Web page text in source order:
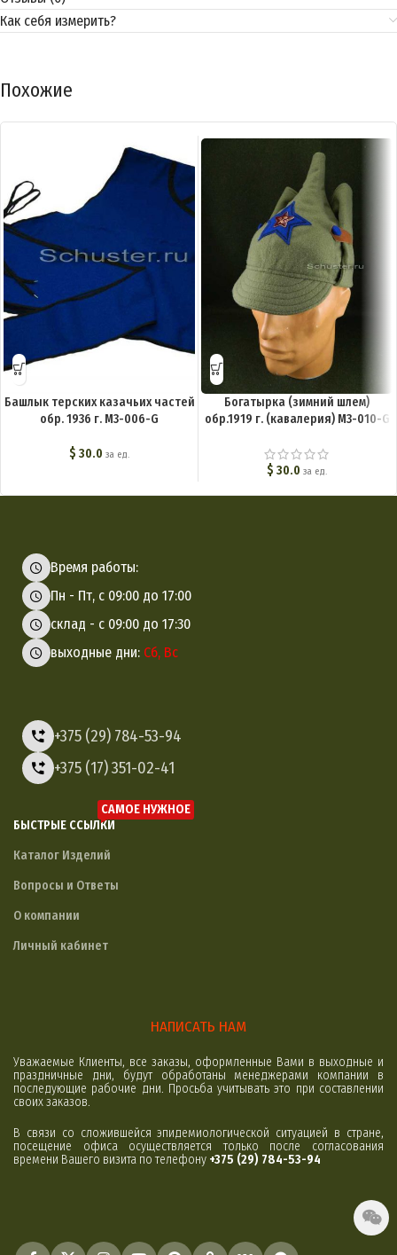
Как себя измерить?
Похожие
Башлык терских казачьих частей
обр. 1936 г. M3-006-G
$ 30.0 за ед.
Богатырка (зимний шлем)
обр.1919 г. (кавалерия) M3-010-G
$ 30.0 за ед.
Время работы:
Пн - Пт, с 09:00 до 17:00
склад - с 09:00 до 17:30
выходные дни: Сб, Вс
+375 (29) 784-53-94
+375 (17) 351-02-41
БЫСТРЫЕ ССЫЛКИ
САМОЕ НУЖНОЕ
Каталог Изделий
Вопросы и Ответы
О компании
Личный кабинет
НАПИСАТЬ НАМ
Уважаемые Клиенты, все заказы, оформленные Вами в выходные и
праздничные дни, будут обработаны менеджерами компании в
последующие рабочие дни. Просьба учитывать это при составлении
своих заказов.
В связи со сложившейся эпидемиологической ситуацией в стране,
посещение офиса осуществляется только после согласования
времени Вашего визита по телефону +375 (29) 784-53-94